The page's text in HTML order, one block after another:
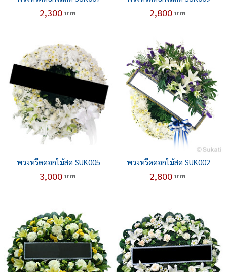
2,300 บาท 2,800 บาท
พวงหรีดดอกไม้สด SUK005
3,000 บาท
พวงหรีดดอกไม้สด SUK002
2,800 บาท